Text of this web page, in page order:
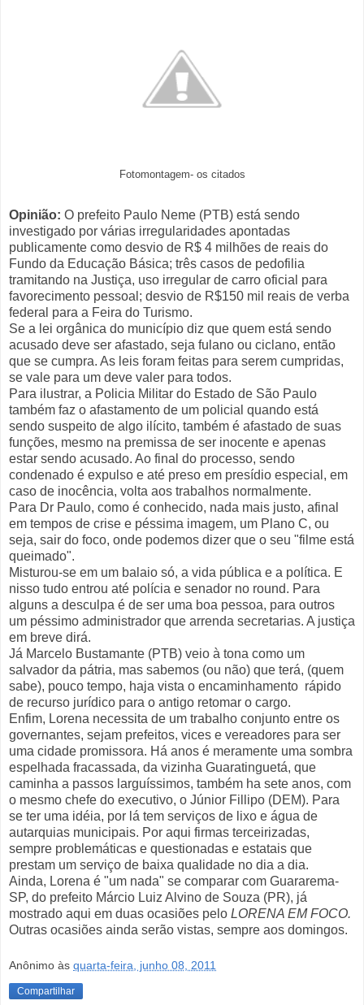
Fotomontagem- os citados
Opinião: O prefeito Paulo Neme (PTB) está sendo
investigado por várias irregularidades apontadas
publicamente como desvio de R$ 4 milhões de reais do
Fundo da Educação Básica; três casos de pedofilia
tramitando na Justiça, uso irregular de carro oficial para
favorecimento pessoal; desvio de R$150 mil reais de verba
federal para a Feira do Turismo.
Se a lei orgânica do município diz que quem está sendo
acusado deve ser afastado, seja fulano ou ciclano, então
que se cumpra. As leis foram feitas para serem cumpridas,
se vale para um deve valer para todos.
Para ilustrar, a Policia Militar do Estado de São Paulo
também faz o afastamento de um policial quando está
sendo suspeito de algo ilícito, também é afastado de suas
funções, mesmo na premissa de ser inocente e apenas
estar sendo acusado. Ao final do processo, sendo
condenado é expulso e até preso em presídio especial, em
caso de inocência, volta aos trabalhos normalmente.
Para Dr Paulo, como é conhecido, nada mais justo, afinal
em tempos de crise e péssima imagem, um Plano C, ou
seja, sair do foco, onde podemos dizer que o seu "filme está
queimado".
Misturou-se em um balaio só, a vida pública e a política. E
nisso tudo entrou até polícia e senador no round. Para
alguns a desculpa é de ser uma boa pessoa, para outros
um péssimo administrador que arrenda secretarias. A justiça
em breve dirá.
Já Marcelo Bustamante (PTB) veio à tona como um
salvador da pátria, mas sabemos (ou não) que terá, (quem
sabe), pouco tempo, haja vista o encaminhamento rápido
de recurso jurídico para o antigo retomar o cargo.
Enfim, Lorena necessita de um trabalho conjunto entre os
governantes, sejam prefeitos, vices e vereadores para ser
uma cidade promissora. Há anos é meramente uma sombra
espelhada fracassada, da vizinha Guaratinguetá, que
caminha a passos larguíssimos, também ha sete anos, com
o mesmo chefe do executivo, o Júnior Fillipo (DEM). Para
se ter uma idéia, por lá tem serviços de lixo e água de
autarquias municipais. Por aqui firmas terceirizadas,
sempre problemáticas e questionadas e estatais que
prestam um serviço de baixa qualidade no dia a dia.
Ainda, Lorena é "um nada" se comparar com Guararema-
SP, do prefeito Márcio Luiz Alvino de Souza (PR), já
mostrado aqui em duas ocasiões pelo LORENA EM FOCO.
Outras ocasiões ainda serão vistas, sempre aos domingos.
Anônimo às quarta-feira, junho 08, 2011
Compartilhar